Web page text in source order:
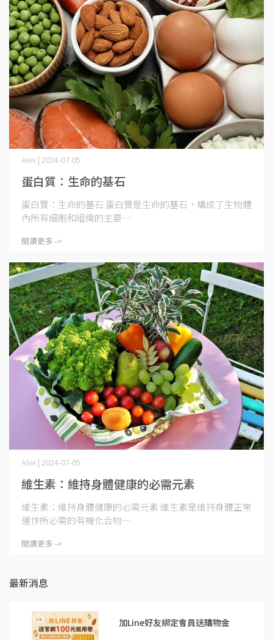
蛋白質：生命的基石
Alex | 2024-07-05
蛋白質：生命的基石 蛋白質是生命的基石，構成了生物體
內所有細胞和組織的主要⋯
閱讀更多 ->
維生素：維持身體健康的必需元素
Alex | 2024-07-05
維生素：維持身體健康的必需元素 維生素是維持身體正常
運作所必需的有機化合物⋯
閱讀更多 ->
最新消息
加Line好友綁定會員送購物金